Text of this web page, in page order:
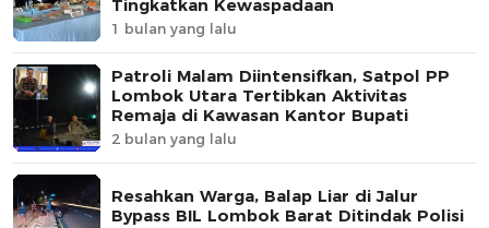
Tingkatkan Kewaspadaan
1 bulan yang lalu
Patroli Malam Diintensifkan, Satpol PP
Lombok Utara Tertibkan Aktivitas
Remaja di Kawasan Kantor Bupati
2 bulan yang lalu
Resahkan Warga, Balap Liar di Jalur
Bypass BIL Lombok Barat Ditindak Polisi